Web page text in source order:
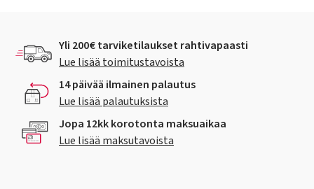
Yli 200€ tarviketilaukset rahtivapaasti
Lue lisää toimitustavoista
14 päivää ilmainen palautus
Lue lisää palautuksista
Jopa 12kk korotonta maksuaikaa
Lue lisää maksutavoista